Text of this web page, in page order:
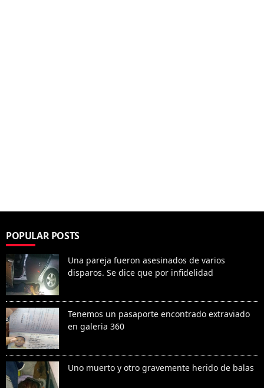
POPULAR POSTS
Una pareja fueron asesinados de varios
disparos. Se dice que por infidelidad
Tenemos un pasaporte encontrado extraviado
en galeria 360
Uno muerto y otro gravemente herido de balas